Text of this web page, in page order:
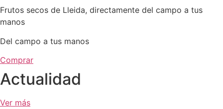
Frutos secos de Lleida, directamente del campo a tus
manos
Del campo a tus manos
Comprar
Actualidad
Ver más